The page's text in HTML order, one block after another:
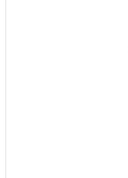
Durchschnittliche